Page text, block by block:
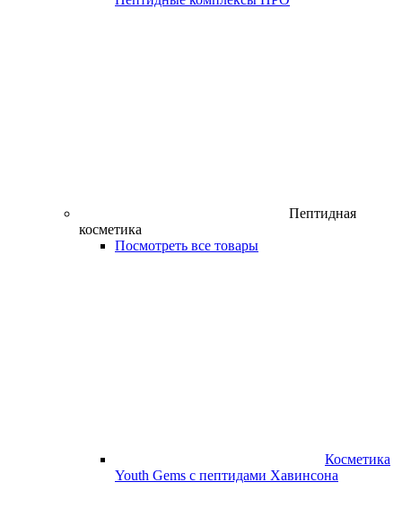
Пептидная
косметика
Посмотреть все товары
Косметика
Youth Gems с пептидами Хавинсона